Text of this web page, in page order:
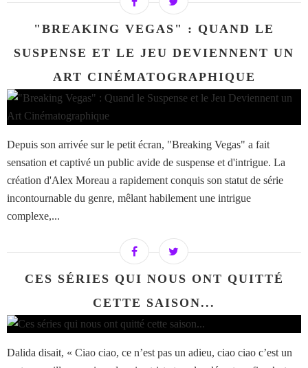
"BREAKING VEGAS" : QUAND LE
SUSPENSE ET LE JEU DEVIENNENT UN
ART CINÉMATOGRAPHIQUE
Depuis son arrivée sur le petit écran, "Breaking Vegas" a fait
sensation et captivé un public avide de suspense et d'intrigue. La
création d'Alex Moreau a rapidement conquis son statut de série
incontournable du genre, mêlant habilement une intrigue
complexe,...
CES SÉRIES QUI NOUS ONT QUITTÉ
CETTE SAISON...
Dalida disait, « Ciao ciao, ce n’est pas un adieu, ciao ciao c’est un